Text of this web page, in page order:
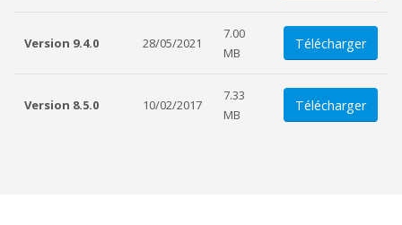
Version 9.4.0 28/05/2021
7.00
MB
Télécharger
Version 8.5.0 10/02/2017
7.33
MB
Télécharger